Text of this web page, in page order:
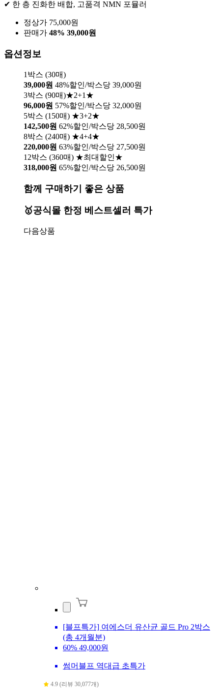
✔ 한 층 진화한 배합, 고품격 NMN 포뮬러
정상가 75,000원
판매가 48% 39,000원
옵션정보
1박스 (30매)
39,000원 48%할인/박스당 39,000원
3박스 (90매)★2+1★
96,000원 57%할인/박스당 32,000원
5박스 (150매) ★3+2★
142,500원 62%할인/박스당 28,500원
8박스 (240매) ★4+4★
220,000원 63%할인/박스당 27,500원
12박스 (360매) ★최대할인★
318,000원 65%할인/박스당 26,500원
함께 구매하기 좋은 상품
🥇공식몰 한정 베스트셀러 특가
다음상품
[블프특가] 여에스더 유산균 골드 Pro 2박스
(총 4개월분)
60% 49,000원
썸머블프 역대급 초특가
4.9 (리뷰 30,077개)